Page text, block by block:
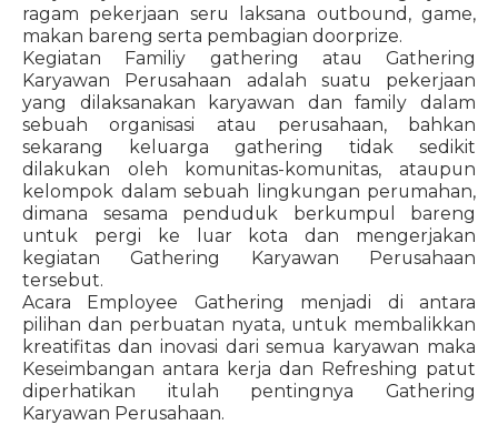
ragam pekerjaan seru laksana outbound, game,
makan bareng serta pembagian doorprize.
Kegiatan Familiy gathering atau Gathering
Karyawan Perusahaan adalah suatu pekerjaan
yang dilaksanakan karyawan dan family dalam
sebuah organisasi atau perusahaan, bahkan
sekarang keluarga gathering tidak sedikit
dilakukan oleh komunitas-komunitas, ataupun
kelompok dalam sebuah lingkungan perumahan,
dimana sesama penduduk berkumpul bareng
untuk pergi ke luar kota dan mengerjakan
kegiatan Gathering Karyawan Perusahaan
tersebut.
Acara Employee Gathering menjadi di antara
pilihan dan perbuatan nyata, untuk membalikkan
kreatifitas dan inovasi dari semua karyawan maka
Keseimbangan antara kerja dan Refreshing patut
diperhatikan itulah pentingnya Gathering
Karyawan Perusahaan.